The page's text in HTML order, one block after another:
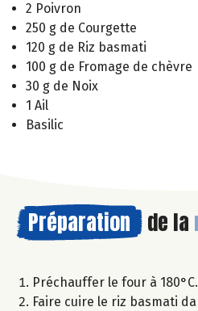
2 Poivron
250 g de Courgette
120 g de Riz basmati
100 g de Fromage de chèvre
30 g de Noix
1 Ail
Basilic
Préparation de la
Préchauffer le four à 180°C.
Faire cuire le riz basmati